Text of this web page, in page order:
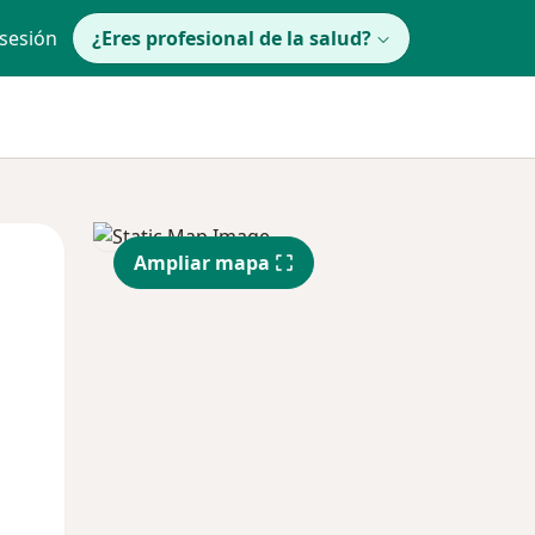
¿Eres profesional de la salud?
Jue
13 Ago
Vie
14 Ago
Ampliar mapa